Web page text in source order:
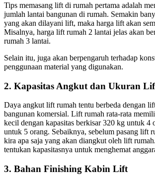
Tips memasang lift di rumah pertama adalah
jumlah lantai bangunan di rumah. Semakin
yang akan dilayani lift, maka harga lift akan
Misalnya, harga lift rumah 2 lantai jelas akan
rumah 3 lantai.
Selain itu, juga akan berpengaruh terhadap
penggunaan material yang digunakan.
2. Kapasitas Angkut dan Ukuran
Daya angkut lift rumah tentu berbeda dengan
bangunan komersial. Lift rumah rata-rata
kecil dengan kapasitas berkisar 320 kg untuk 4
untuk 5 orang. Sebaiknya, sebelum pasang lift
kira apa saja yang akan diangkut oleh lift
tentukan kapasitasnya untuk menghemat
3. Bahan Finishing Kabin Lift